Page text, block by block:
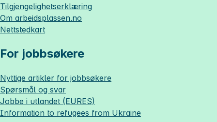
Tilgjengelighetserklæring
Om arbeidsplassen.no
Nettstedkart
For jobbsøkere
Nyttige artikler for jobbsøkere
Spørsmål og svar
Jobbe i utlandet (EURES)
Information to refugees from Ukraine